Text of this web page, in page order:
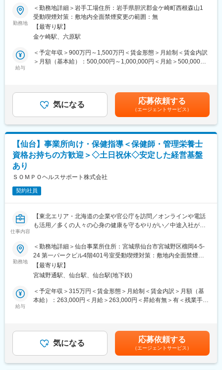
づくりを経営の重要テーマとして推進しています。
近年は法令遵守としての健康管理にとどまらず、心身の健康増
進、メンタルヘルス対策・職場環境改善、長時間労働の是正、災
害・感染症など有事への備え
の中核領域として位置づけています。
こうした取り組みをさらに強化するため、事業所の健康管理を担
変更の範囲：会社の定める業務
■おすすめポイント
・日進月歩のクルマ作りの技術向上のため、研修も充実
・他部署との情報共有も活発／幅広い年代のメンバーが活躍中
・トヨタグループの中核企業／大手Grならではの福利厚生の手厚
さ
■業務内容：
・職場巡視、指導
・傷病時の応急処置
・安全衛生委員会や産業医連絡会への参加
・資料作成等
・予防医学に特化できる
・ワークライフバランスがとりやすい
■当社の魅力：
門に企画・開発から生産まで一貫して手掛け、魅力あるクルマを
タイルを敏感にキャッチし、常に新しいクルマづくりにトライし
ています。
■企業情報
■世界に誇るコンパクトカーの生産拠点になるために、「関東自動
車工業」「セントラル自動車」「トヨタ自動車東北」3社のの
DNAを集結し、2012年7月「トヨタ自動車東日本」は誕生しまし
■魅力あるクルマを生み出すために、開発から生産準備や事務ま
で、社員全員が一丸となって取り組み、いかに上手く・早く・リ
勤務地
＜勤務地詳細＞岩手工場住所：岩手県胆沢郡金ケ崎町西根森山1
受動喫煙対策：敷地内全面禁煙変更の範囲：無
【最寄り駅】
金ケ崎駅、六原駅
給与
＜予定年収＞900万円～1,500万円＜賃金形態＞月給制＜賃金内訳
＞月額（基本給）：500,000円～1,000,000円＜月給＞500,000円
円・週5.0日 年収1,500万円月給：1,000,000円賃金はあくまでも
目安の金額であり、選考を通じて上下する可能性があります。月
給(月額)は固定手当を含めた表記です。
気になる 応募依頼する
（エージェントサービス）
【仙台】事業所向け・保健指導＜保健師・管理栄養士
資格お持ちの方歓迎＞◇土日祝休◇安定した経営基盤
あり
ＳＯＭＰＯヘルスサポート株式会社
契約社員
仕事内容
【東北エリア・北海道の企業や官公庁を訪問／オンラインや電話
も活用／多くの人々の心身の健康を守るやりがい／中途入社が多
■業務概要：
本ポジションでは、東北エリアおよび北海道内の企業や官公庁の
事業所に出向き、保健指導を行っていただきます。オンラインや
電話での継続支援も担当していただきます。保健師や管理栄養士
の資格を活かし、多くの人々の心身の健康に貢献できるやりがい
のある仕事です。※出張あり
・保健事業対象者の自宅に出向いての訪問指導
・オンラインやICTメールを活用した保健指導
・日常的なPCを使用した業務管理とシステム入力
勤務地
＜勤務地詳細＞仙台事業所住所：宮城県仙台市宮城野区榴岡4-5-
24 第一パークビル4階401号室受動喫煙対策：敷地内全面禁煙変
更の範囲：会社の定める事業所（リモートワーク含む）
【最寄り駅】
宮城野通駅、仙台駅、仙台駅(地下鉄)
給与
＜予定年収＞315万円＜賃金形態＞月給制＜賃金内訳＞月額（基
本給）：263,000円＜月給＞263,000円＜昇給有無＞有＜残業手当
気になる 応募依頼する
（エージェントサービス）